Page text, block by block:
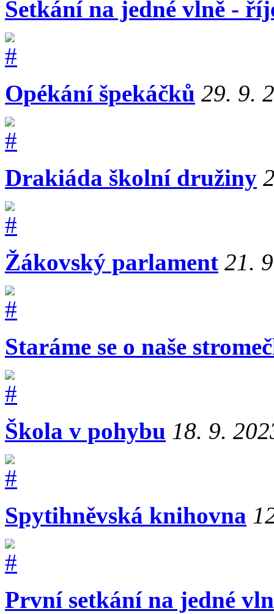
Setkání na jedné vlně -
Opékání špekáčků 29. 9.
Drakiáda školní družiny
Žákovský parlament 21.
Staráme se o naše
Škola v pohybu 18. 9.
Spytihněvská knihovna
První setkání na jedné